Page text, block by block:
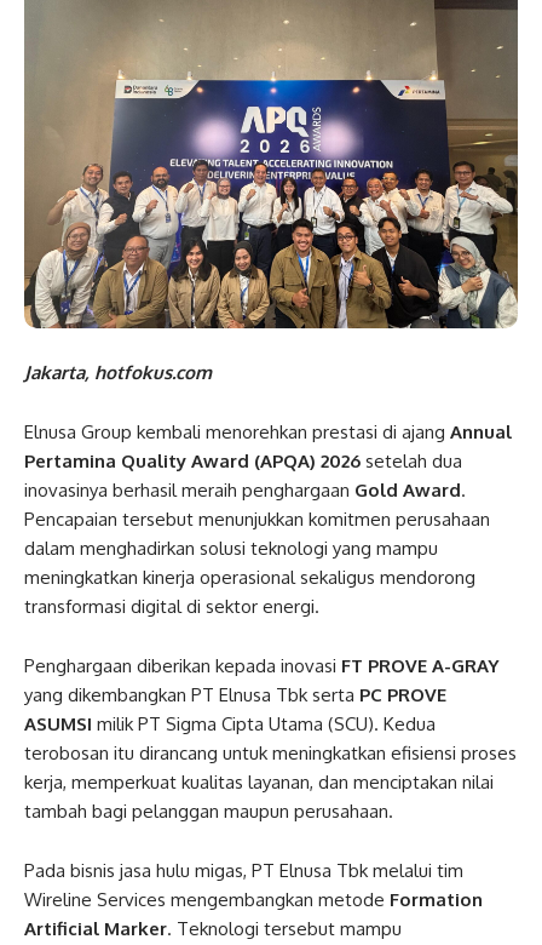
Jakarta, hotfokus.com
Elnusa Group kembali menorehkan prestasi di ajang Annual
Pertamina Quality Award (APQA) 2026 setelah dua
inovasinya berhasil meraih penghargaan Gold Award.
Pencapaian tersebut menunjukkan komitmen perusahaan
dalam menghadirkan solusi teknologi yang mampu
meningkatkan kinerja operasional sekaligus mendorong
transformasi digital di sektor energi.
Penghargaan diberikan kepada inovasi FT PROVE A-GRAY
yang dikembangkan PT Elnusa Tbk serta PC PROVE
ASUMSI milik PT Sigma Cipta Utama (SCU). Kedua
terobosan itu dirancang untuk meningkatkan efisiensi proses
kerja, memperkuat kualitas layanan, dan menciptakan nilai
tambah bagi pelanggan maupun perusahaan.
Pada bisnis jasa hulu migas, PT Elnusa Tbk melalui tim
Wireline Services mengembangkan metode Formation
Artificial Marker. Teknologi tersebut mampu